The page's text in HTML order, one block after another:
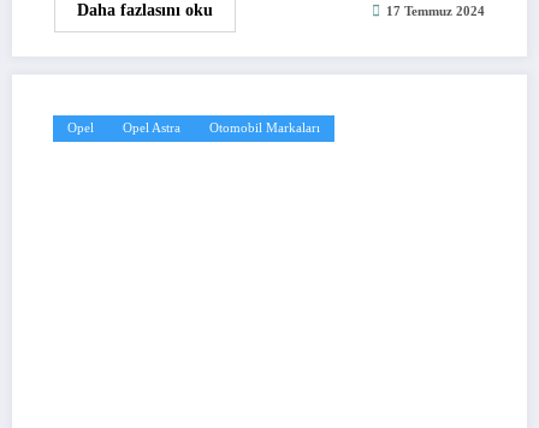
Daha fazlasını oku 17 Temmuz 2024
Opel Opel Astra Otomobil Markaları